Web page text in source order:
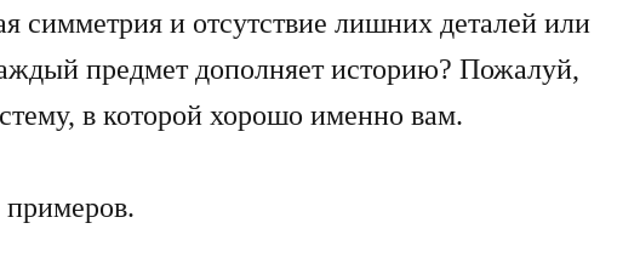
симметрия и отсутствие лишних деталей или
предмет дополняет историю? Пожалуй,
в которой хорошо именно вам.
примеров.